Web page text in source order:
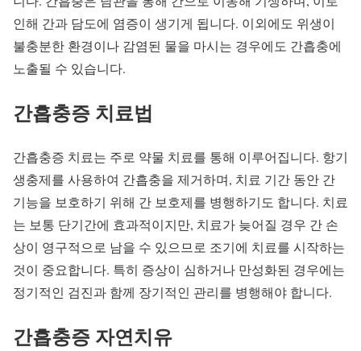
인해 간과 담도에 염증이 생기게 됩니다. 이외에도 위생이
불충분한 환경이나 감염된 물을 마시는 경우에도 간흡충에
노출될 수 있습니다.
간흡충증 치료법
간흡충증 치료는 주로 약물 치료를 통해 이루어집니다. 항기
생충제를 사용하여 간흡충을 제거하며, 치료 기간 동안 간
기능을 보호하기 위해 간 보호제를 병행하기도 합니다. 치료
는 보통 단기간에 효과적이지만, 치료가 늦어질 경우 간 손
상이 영구적으로 남을 수 있으므로 조기에 치료를 시작하는
것이 중요합니다. 특히 증상이 심하거나 만성화된 경우에는
정기적인 검진과 함께 장기적인 관리를 병행해야 합니다.
간흡충증 자연치유